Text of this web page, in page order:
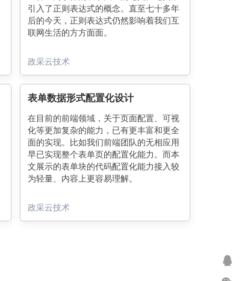
引入了正则表达式的概念。直至七十多年
后的今天，正则表达式仍然影响着我们互
联网生活的方方面面。
政采云技术
表单数据形式配置化设计
在目前的前端领域，关于页面配置、可视
化等更加复杂的能力，已有更丰富和更全
面的实现。比如我们前端团队的无相应用
早已实现整个表单页的配置化能力。而本
文展示的表单块的代码配置化能力接入较
为轻量、内容上更容易理解。
政采云技术